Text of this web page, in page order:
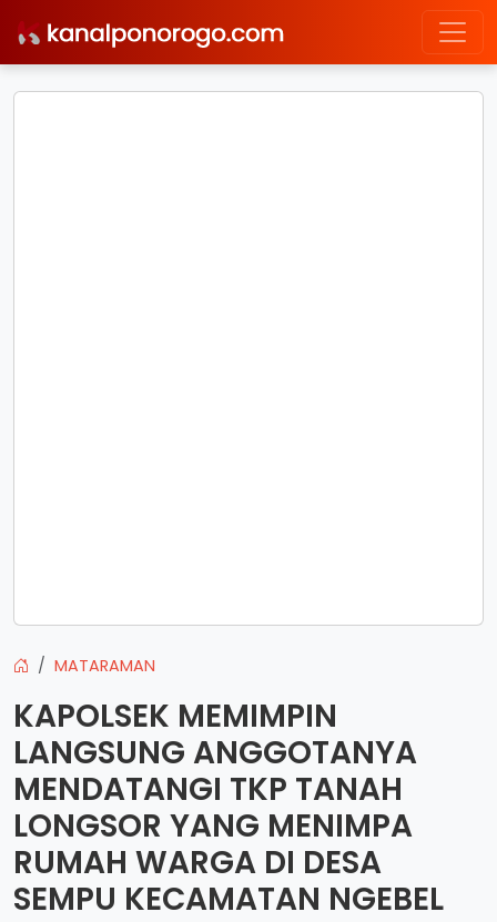
MATARAMAN
KAPOLSEK MEMIMPIN
LANGSUNG ANGGOTANYA
MENDATANGI TKP TANAH
LONGSOR YANG MENIMPA
RUMAH WARGA DI DESA
SEMPU KECAMATAN NGEBEL